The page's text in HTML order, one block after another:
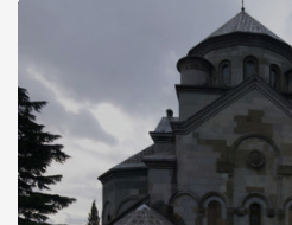
Херсонесі Володимир-язичник,
А потім було Хрещення Русі. На